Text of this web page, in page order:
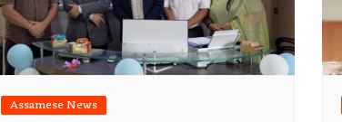
Assamese News